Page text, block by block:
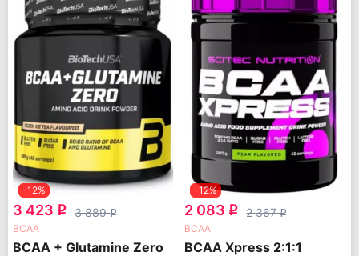
-12%
3 423 q 3 889q
ВСАА
BCAA + Glutamine Zero
-12%
2 083 q 2 367q
ВСАА
BCAA Xpress 2:1:1